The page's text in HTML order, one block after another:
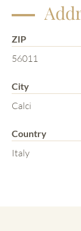
ZIP
56011
City
Calci
Country
Italy